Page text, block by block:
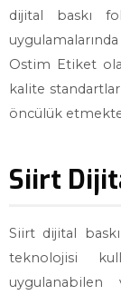
dijital baskı
Ostim Etiket
kalite
öncülük
Siirt
Siirt dijital
teknolojisi